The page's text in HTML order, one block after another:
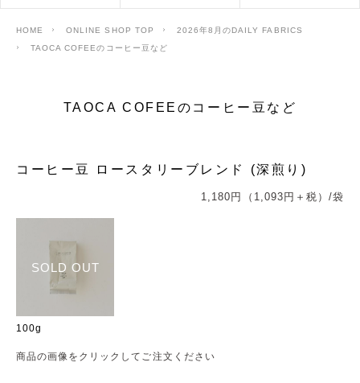
HOME ONLINE SHOP TOP
2026年8月のDAILY FABRICS
TAOCA COFEEのコーヒー豆など
TAOCA COFEEのコーヒー豆など
コーヒー豆 ロースタリーブレンド (深煎り)
1,180円（1,093円＋税）/袋
SOLD OUT
100g
商品の画像をクリックしてご注文ください